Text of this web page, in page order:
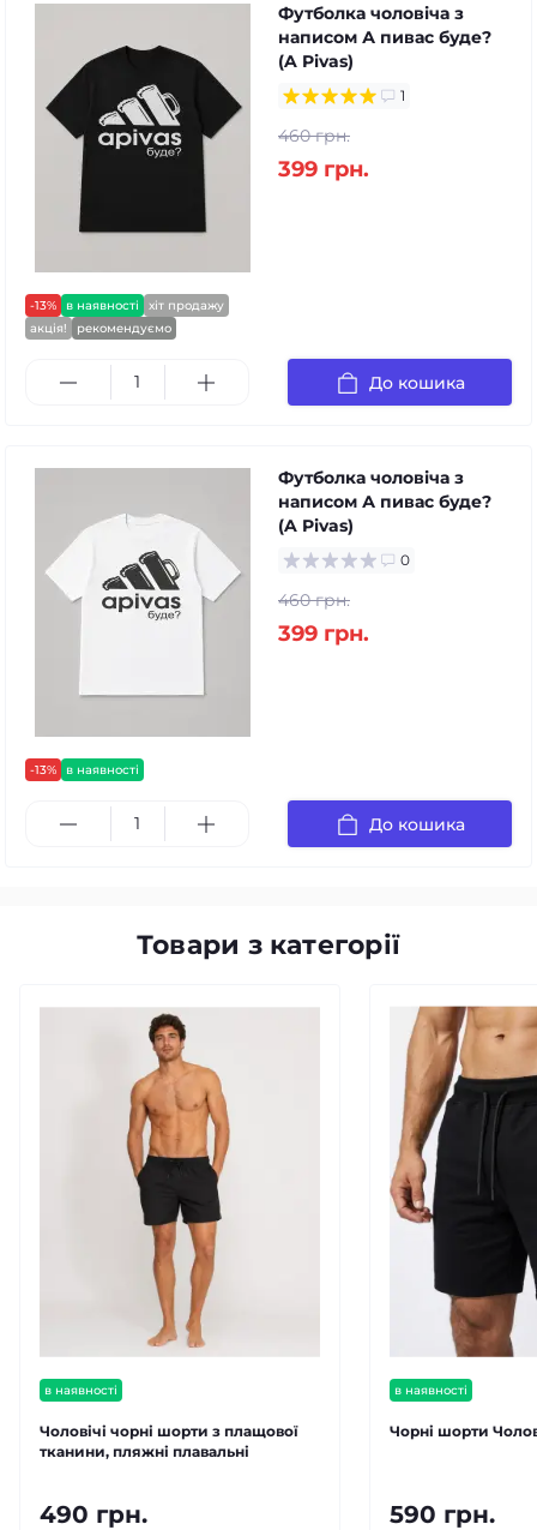
-13% в наявності
хіт продажу
акція!
рекомендуємо
Футболка чоловіча з
написом А пивас буде?
(A Pivas)
1
460 грн.
399 грн.
До кошика
-13% в наявності
Футболка чоловіча з
написом А пивас буде?
(A Pivas)
0
460 грн.
399 грн.
До кошика
Товари з категорії
в наявності
Чоловічі чорні шорти з плащової
тканини, пляжні плавальні
490 грн.
в наявності
Чорні шорти
590 грн.